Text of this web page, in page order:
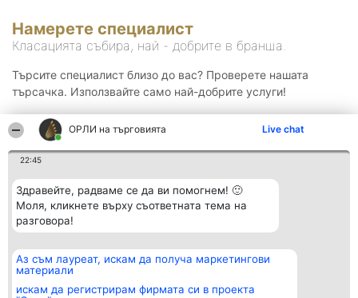
ОРЛИ на търговията Live chat
22:45
Здравейте, радваме се да ви помогнем! 🙂
Моля, кликнете върху съответната тема на
разговора!
Аз съм лауреат, искам да получа маркетингови
материали
искам да регистрирам фирмата си в проекта
Намерете специалист
Класацията събира, най - добрите в бранша.
Търсите специалист близо до вас? Проверете нашата
търсачка. Използвайте само най-добрите услуги!
Организатор на
класиране
BulevardulAleea Timișul De
Класация
всички
Контакти